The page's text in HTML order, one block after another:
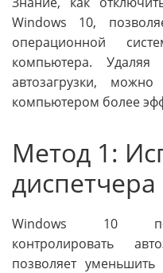
Windows 10,
операционной
компьютера.
автозагрузки,
компьютером более
Метод 1:
диспетчера
Windows 10
контролировать
позволяет